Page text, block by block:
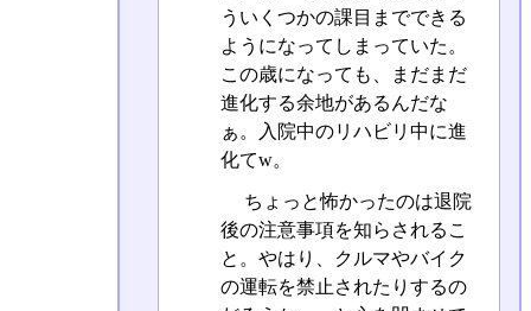
ういくつかの課目までできる
ようになってしまっていた。
この歳になっても、まだまだ
進化する余地があるんだな
ぁ。入院中のリハビリ中に進
化てw。
ちょっと怖かったのは退院
後の注意事項を知らされるこ
と。やはり、クルマやバイク
の運転を禁止されたりするの